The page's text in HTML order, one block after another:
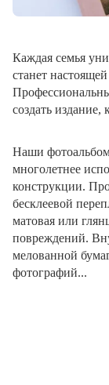
Каждая семья
станет
создать издание,
Наши
многолетнее
конструкции.
бесклеевой
матовая или
повреждений.
мелованной
фотографий...